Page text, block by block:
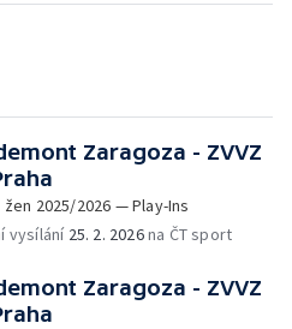
Zaragoza - ZVVZ
2025/2026 — Play-Ins
vysílání 25. 2. 2026na ČT sport
Zaragoza - ZVVZ